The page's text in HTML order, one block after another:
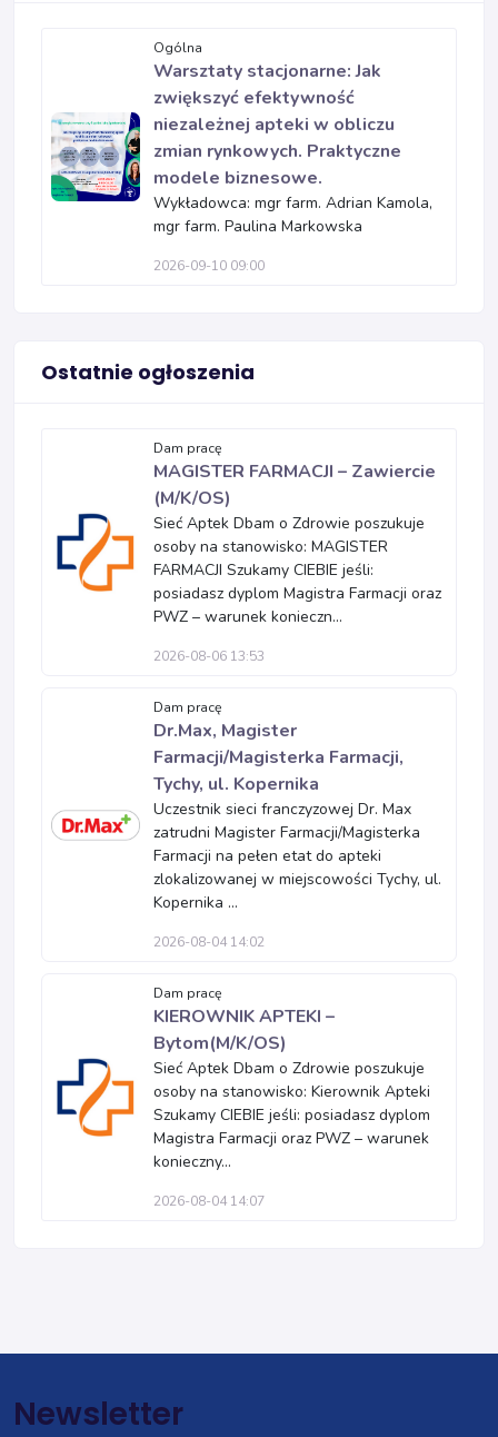
Ogólna
Warsztaty stacjonarne: Jak
zwiększyć efektywność
niezależnej apteki w obliczu
zmian rynkowych. Praktyczne
modele biznesowe.
Wykładowca: mgr farm. Adrian Kamola,
mgr farm. Paulina Markowska
2026-09-10 09:00
Ostatnie ogłoszenia
Dam pracę
MAGISTER FARMACJI – Zawiercie
(M/K/OS)
Sieć Aptek Dbam o Zdrowie poszukuje
osoby na stanowisko: MAGISTER
FARMACJI Szukamy CIEBIE jeśli:
posiadasz dyplom Magistra Farmacji oraz
PWZ – warunek konieczn...
2026-08-06 13:53
Dam pracę
Dr.Max, Magister
Farmacji/Magisterka Farmacji,
Tychy, ul. Kopernika
Uczestnik sieci franczyzowej Dr. Max
zatrudni Magister Farmacji/Magisterka
Farmacji na pełen etat do apteki
zlokalizowanej w miejscowości Tychy, ul.
Kopernika ...
2026-08-04 14:02
Dam pracę
KIEROWNIK APTEKI –
Bytom(M/K/OS)
Sieć Aptek Dbam o Zdrowie poszukuje
osoby na stanowisko: Kierownik Apteki
Szukamy CIEBIE jeśli: posiadasz dyplom
Magistra Farmacji oraz PWZ – warunek
konieczny...
2026-08-04 14:07
Newsletter